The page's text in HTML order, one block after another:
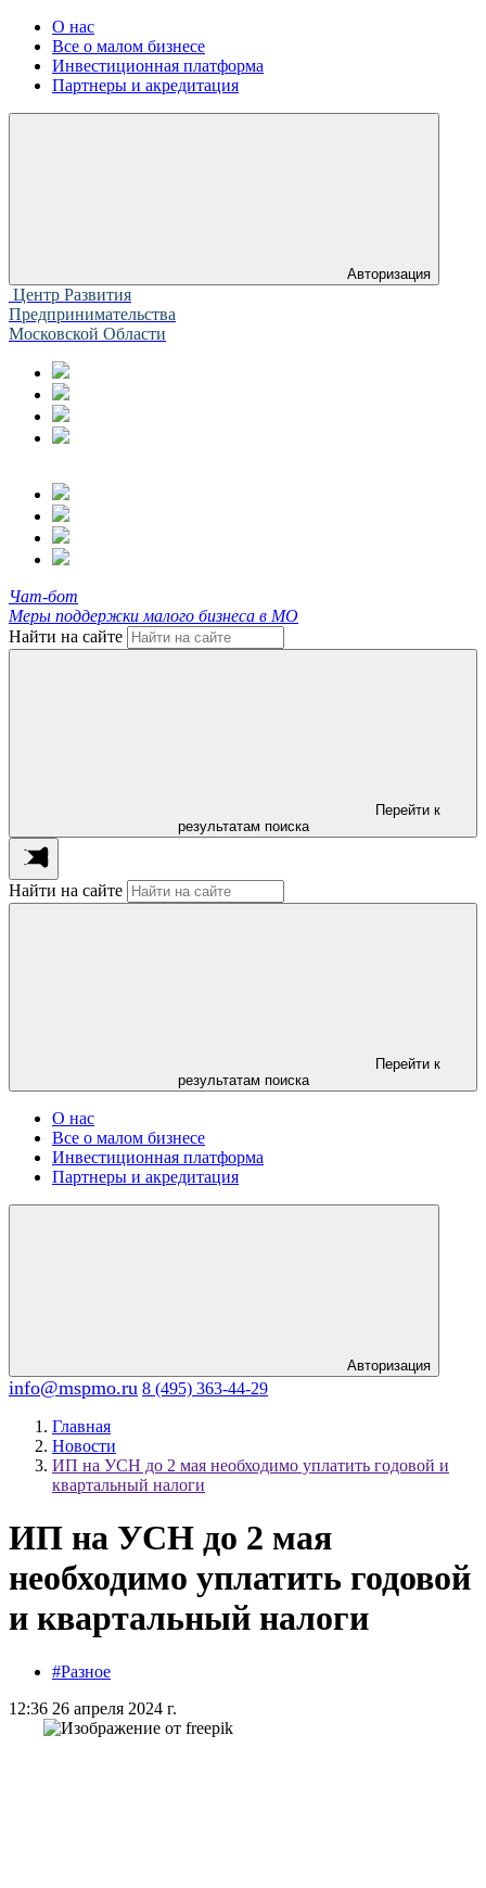
О нас
Все о малом бизнесе
Инвестиционная платформа
Партнеры и акредитация
Авторизация
Центр Развития
Предпринимательства
Московской Области
Чат-бот
Меры поддержки малого бизнеса в МО
Найти на сайте
Перейти к
результатам поиска
Найти на сайте
Перейти к
результатам поиска
О нас
Все о малом бизнесе
Инвестиционная платформа
Партнеры и акредитация
Авторизация
info@mspmo.ru 8 (495) 363-44-29
Главная
Новости
ИП на УСН до 2 мая необходимо уплатить годовой и
квартальный налоги
ИП на УСН до 2 мая
необходимо уплатить годовой
и квартальный налоги
#Разное
12:36 26 апреля 2024 г.